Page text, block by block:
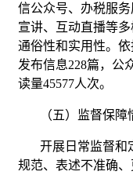
信公众号、办税服
宣讲、互动直播等
通俗性和实用性。
发布信息228篇，公
读量45577人次。
（五）监督保障
开展日常监督和
规范、表述不准确